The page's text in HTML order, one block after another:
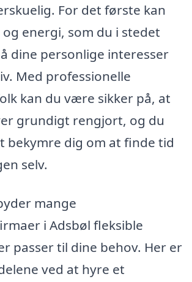
For det første kan
energi, som du i stedet
dine personlige interesser
Med professionelle
kan du være sikker på, at
grundigt rengjort, og du
bekymre dig om at finde tid
selv.
mange
i Adsbøl fleksible
passer til dine behov. Her er
ved at hyre et